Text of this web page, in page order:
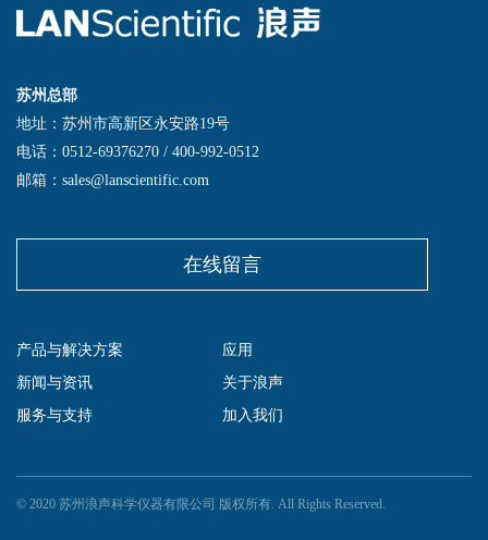
苏州总部
地址：苏州市高新区永安路19号
电话：0512-69376270 / 400-992-0512
邮箱：sales@lanscientific.com
在线留言
产品与解决方案
应用
新闻与资讯
关于浪声
服务与支持
加入我们
© 2020 苏州浪声科学仪器有限公司 版权所有. All Rights Reserved.